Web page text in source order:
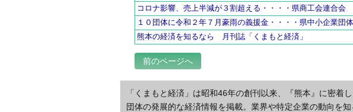
コロナ影響、売上半減が３割超える・・・・県商工会連合会
１０団体に令和２年７月豪雨の義援金・・・・県中小企業団
熊本の経済を知るなら 月刊誌「くまもと経済」
前のページへ
「くまもと経済」は昭和46年の創刊以来、『熊本』に密着
団体の発展的な経済情報を掲載。業界や特定企業の動向を